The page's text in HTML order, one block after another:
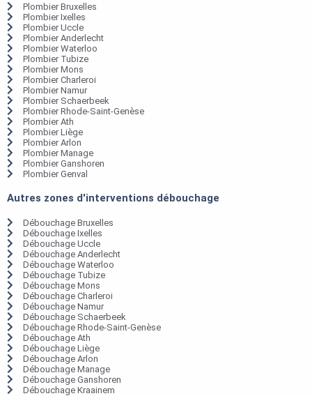
Plombier Bruxelles
Plombier Ixelles
Plombier Uccle
Plombier Anderlecht
Plombier Waterloo
Plombier Tubize
Plombier Mons
Plombier Charleroi
Plombier Namur
Plombier Schaerbeek
Plombier Rhode-Saint-Genèse
Plombier Ath
Plombier Liège
Plombier Arlon
Plombier Manage
Plombier Ganshoren
Plombier Genval
Autres zones d'interventions débouchage
Débouchage Bruxelles
Débouchage Ixelles
Débouchage Uccle
Débouchage Anderlecht
Débouchage Waterloo
Débouchage Tubize
Débouchage Mons
Débouchage Charleroi
Débouchage Namur
Débouchage Schaerbeek
Débouchage Rhode-Saint-Genèse
Débouchage Ath
Débouchage Liège
Débouchage Arlon
Débouchage Manage
Débouchage Ganshoren
Débouchage Kraainem